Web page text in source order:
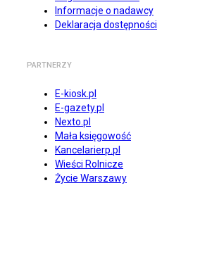
Informacje o nadawcy
Deklaracja dostępności
PARTNERZY
E-kiosk.pl
E-gazety.pl
Nexto.pl
Mała księgowość
Kancelarierp.pl
Wieści Rolnicze
Życie Warszawy